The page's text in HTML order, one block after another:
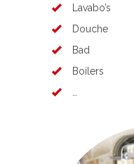
Lavabo’s
Douche
Bad
Boilers